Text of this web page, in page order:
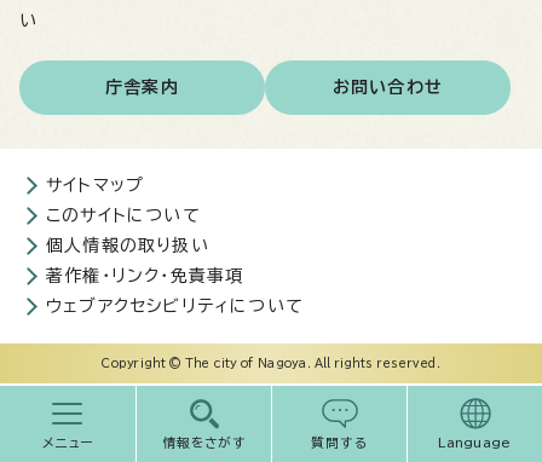
メニュー 情報をさがす 質問する Language
い
庁舎案内 お問い合わせ
サイトマップ
このサイトについて
個人情報の取り扱い
著作権・リンク・免責事項
ウェブアクセシビリティについて
Copyright © The city of Nagoya. All rights reserved.